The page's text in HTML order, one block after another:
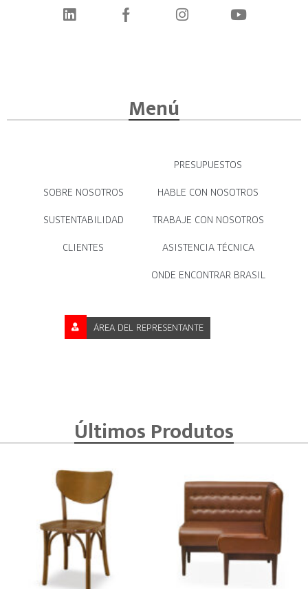
Menú
SOBRE NOSOTROS
SUSTENTABILIDAD
CLIENTES
PRESUPUESTOS
HABLE CON NOSOTROS
TRABAJE CON NOSOTROS
ASISTENCIA TÉCNICA
ONDE ENCONTRAR BRASIL
ÁREA DEL REPRESENTANTE
Últimos Produtos